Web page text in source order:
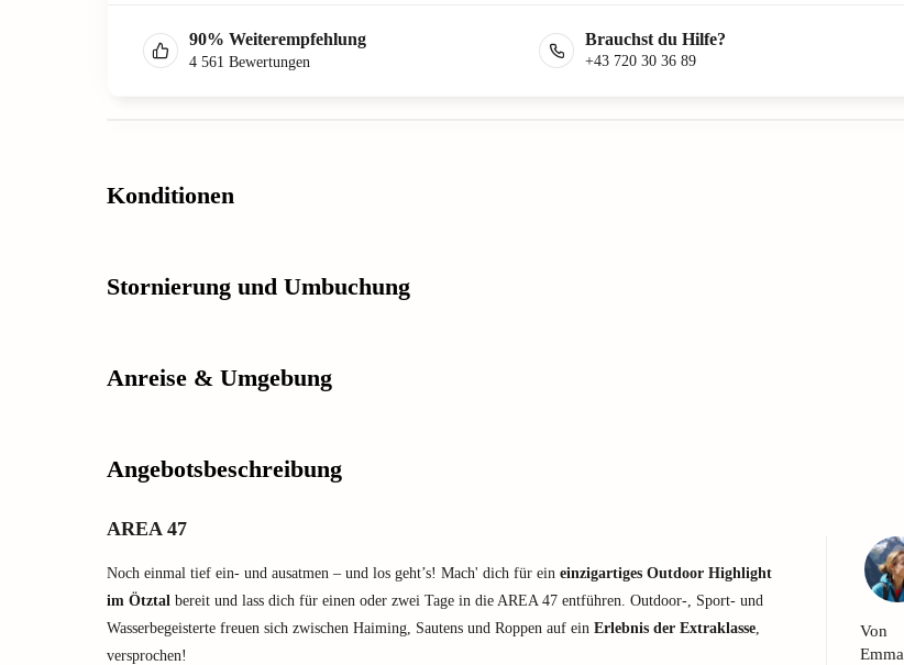
90% Weiterempfehlung
4 561 Bewertungen
Brauchst du Hilfe?
+43 720 30 36 89
Konditionen
Stornierung und Umbuchung
Anreise & Umgebung
Angebotsbeschreibung
AREA 47
Noch einmal tief ein- und ausatmen – und los geht’s! Mach' dich für ein einzigartiges Outdoor Highlight
im Ötztal bereit und lass dich für einen oder zwei Tage in die AREA 47 entführen. Outdoor-, Sport- und
Wasserbegeisterte freuen sich zwischen Haiming, Sautens und Roppen auf ein Erlebnis der Extraklasse,
versprochen!
Von
Emma